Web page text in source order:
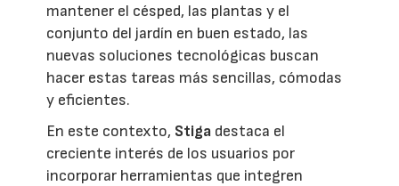
mantener el césped, las plantas y el
conjunto del jardín en buen estado, las
nuevas soluciones tecnológicas buscan
hacer estas tareas más sencillas, cómodas
y eficientes.
En este contexto, Stiga destaca el
creciente interés de los usuarios por
incorporar herramientas que integren